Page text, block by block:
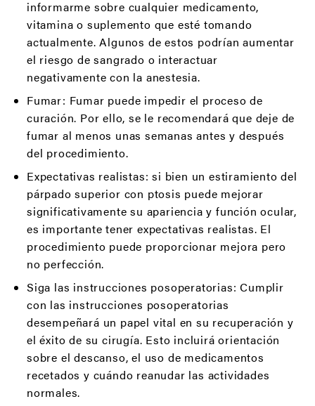
informarme sobre cualquier medicamento,
vitamina o suplemento que esté tomando
actualmente. Algunos de estos podrían aumentar
el riesgo de sangrado o interactuar
negativamente con la anestesia.
Fumar: Fumar puede impedir el proceso de
curación. Por ello, se le recomendará que deje de
fumar al menos unas semanas antes y después
del procedimiento.
Expectativas realistas: si bien un estiramiento del
párpado superior con ptosis puede mejorar
significativamente su apariencia y función ocular,
es importante tener expectativas realistas. El
procedimiento puede proporcionar mejora pero
no perfección.
Siga las instrucciones posoperatorias: Cumplir
con las instrucciones posoperatorias
desempeñará un papel vital en su recuperación y
el éxito de su cirugía. Esto incluirá orientación
sobre el descanso, el uso de medicamentos
recetados y cuándo reanudar las actividades
normales.